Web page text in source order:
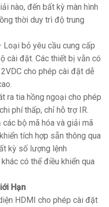
nào, đến bất kỳ màn hình
thời duy trì độ trung
Loại bỏ yêu cầu cung cấp
cài đặt. Các thiết bị vẫn có
cho phép cài đặt dễ
ra tia hồng ngoại cho phép
phí thấp, chỉ hỗ trợ IR.
các bộ mã hóa và giải mã
tích hợp sẵn thông qua
kỳ số lượng lệnh
có thể điều khiển qua
Hạn
HDMI cho phép cài đặt